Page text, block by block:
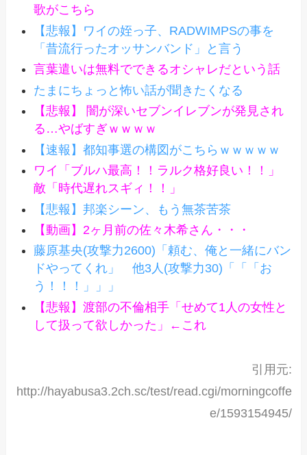
歌がこちら
【悲報】ワイの姪っ子、RADWIMPSの事を
「昔流行ったオッサンバンド」と言う
言葉遣いは無料でできるオシャレだという話
たまにちょっと怖い話が聞きたくなる
【悲報】 闇が深いセブンイレブンが発見され
る…やばすぎｗｗｗｗ
【速報】都知事選の構図がこちらｗｗｗｗｗ
ワイ「ブルハ最高！！ラルク格好良い！！」
敵「時代遅れスギィ！！」
【悲報】邦楽シーン、もう無茶苦茶
【動画】2ヶ月前の佐々木希さん・・・
藤原基央(攻撃力2600)「頼む、俺と一緒にバン
ドやってくれ」 他3人(攻撃力30)「「「お
う！！！」」」
【悲報】渡部の不倫相手「せめて1人の女性と
して扱って欲しかった」←これ
引用元:
http://hayabusa3.2ch.sc/test/read.cgi/morningcoffe
e/1593154945/